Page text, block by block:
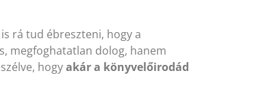
rá tud ébreszteni, hogy a
megfoghatatlan dolog, hanem
hogyakár a könyvelőirodád